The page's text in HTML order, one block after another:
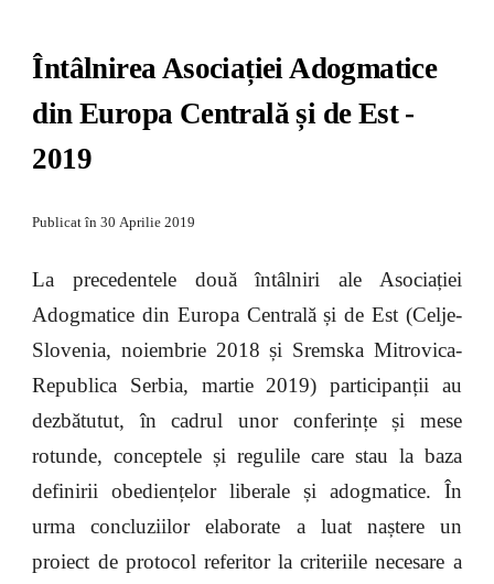
Întâlnirea Asociației Adogmatice
din Europa Centrală și de Est -
2019
Publicat în 30 Aprilie 2019
La precedentele două întâlniri ale Asociației
Adogmatice din Europa Centrală și de Est (Celje-
Slovenia, noiembrie 2018 și Sremska Mitrovica-
Republica Serbia, martie 2019) participanții au
dezbătutut, în cadrul unor conferințe și mese
rotunde, conceptele și regulile care stau la baza
definirii obediențelor liberale și adogmatice. În
urma concluziilor elaborate a luat naștere un
proiect de protocol referitor la criteriile necesare a